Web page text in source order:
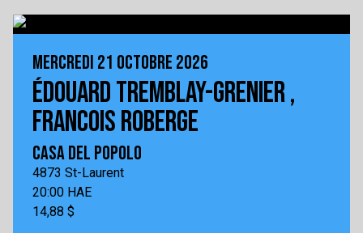
MERCREDI 21 OCTOBRE 2026
ÉDOUARD TREMBLAY-GRENIER ,
FRANCOIS ROBERGE
CASA DEL POPOLO
4873 St-Laurent
20:00 HAE
14,88 $